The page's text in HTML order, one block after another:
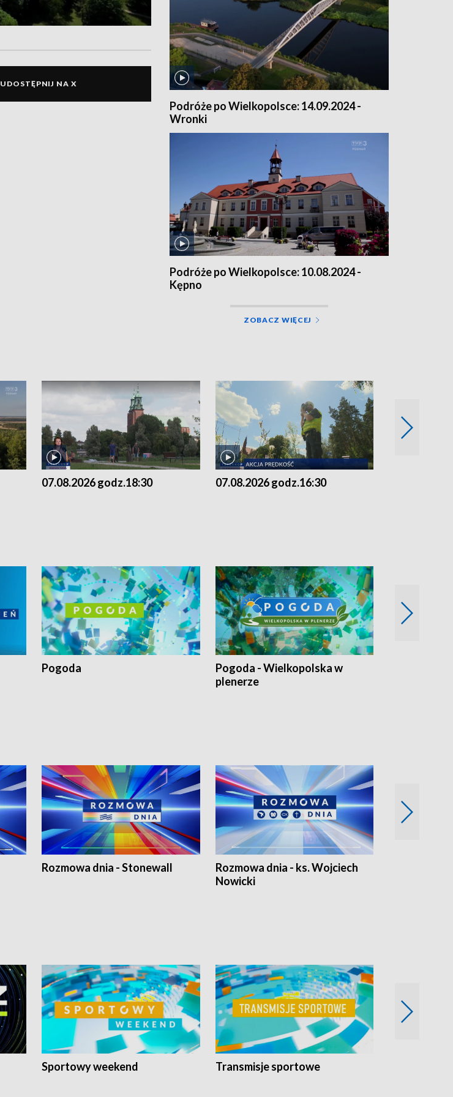
UDOSTĘPNIJ NA X
Podróże po Wielkopolsce: 14.09.2024 -
Wronki
Podróże po Wielkopolsce: 10.08.2024 -
Kępno
ZOBACZ WIĘCEJ
07.08.2026 godz.18:30 07.08.2026 godz.16:30
Pogoda
Pogoda - Wielkopolska w
plenerze
Rozmowa dnia - Stonewall
Rozmowa dnia - ks. Wojciech
Nowicki
Sportowy weekend Transmisje sportowe